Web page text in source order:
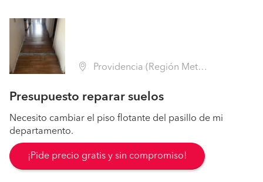
Providencia (Región Metropolitana - Santiago)
Presupuesto reparar suelos
Necesito cambiar el piso flotante del pasillo de mi
departamento.
¡Pide precio gratis y sin compromiso!